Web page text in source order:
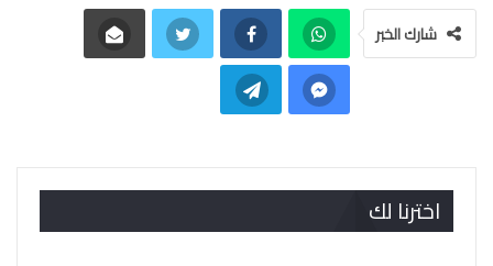
شارك الخبر
اخترنا لك